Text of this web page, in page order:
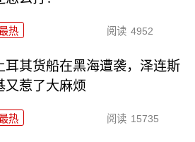
热 阅读 4952
耳其货船在黑海遭袭，泽连斯
又惹了大麻烦
热 阅读 15735